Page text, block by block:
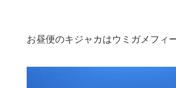
お昼便のキジャカはウミガメフィ